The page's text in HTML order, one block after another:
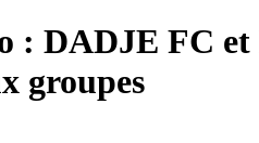
: DADJE FC et
groupes